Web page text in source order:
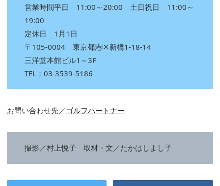
営業時間平日 11:00～20:00 土日祝日 11:00～
19:00
定休日 1月1日
〒105-0004 東京都港区新橋1-18-14
三洋堂本館ビル1～3F
TEL：03-3539-5186
お問い合わせ先／ ゴルフパートナー
撮影／村上悦子 取材・文／たかはしよし子